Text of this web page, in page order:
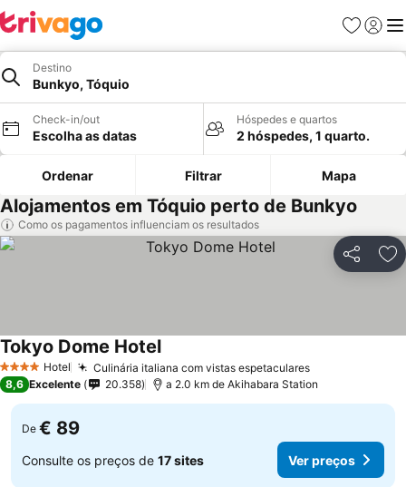
Favoritos
Iniciar
Destino
Bunkyo, Tóquio
Check-in/out
Escolha as datas
Hóspedes e quartos
2 hóspedes, 1 quarto.
Ordenar Filtrar Mapa
Alojamentos em Tóquio perto de Bunkyo
Como os pagamentos influenciam os resultados
Partilhar
4 EstrelasHotel Culinária italiana com vistas espetaculares
Tokyo Dome Hotel
8,6 Excelente 20.358 a 2.0 km de Akihabara Station
De € 89
Consulte os preços de 17 sites Ver preços